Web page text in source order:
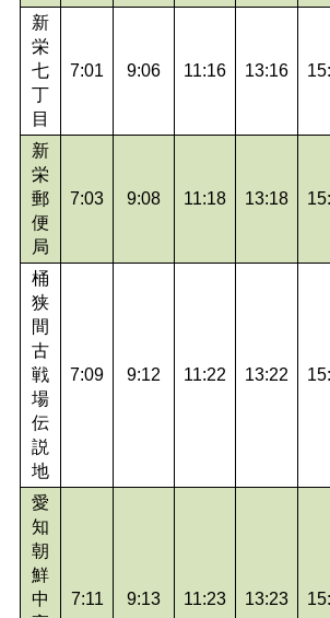
新
栄
七
丁
目
7:01 9:06 11:16 13:16
新
栄
郵
便
局
7:03 9:08 11:18 13:18
桶
狭
間
古
戦
場
伝
説
地
7:09 9:12 11:22 13:22
愛
知
朝
鮮
中
7:11 9:13 11:23 13:23